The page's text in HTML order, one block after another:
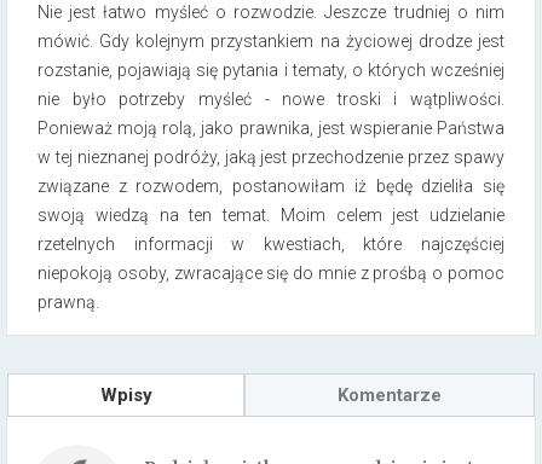
Nie jest łatwo myśleć o rozwodzie. Jeszcze trudniej o nim
mówić. Gdy kolejnym przystankiem na życiowej drodze jest
rozstanie, pojawiają się pytania i tematy, o których wcześniej
nie było potrzeby myśleć -­ nowe troski i wątpliwości.
Ponieważ moją rolą, jako prawnika, jest wspieranie Państwa
w tej nieznanej podróży, jaką jest przechodzenie przez spawy
związane z rozwodem, postanowiłam iż będę dzieliła się
swoją wiedzą na ten temat. Moim celem jest udzielanie
rzetelnych informacji w kwestiach, które najczęściej
niepokoją osoby, zwracające się do mnie z prośbą o pomoc
prawną.
Wpisy Komentarze